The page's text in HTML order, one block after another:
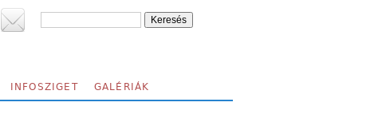
INFOSZIGET GALÉRIÁK